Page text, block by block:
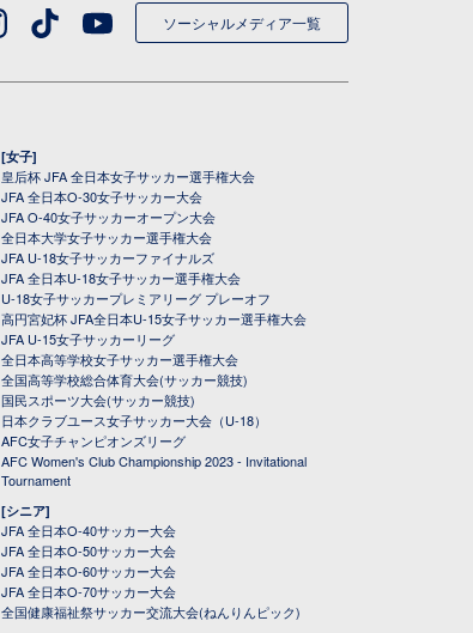
ソーシャルメディア一覧
[女子]
皇后杯 JFA 全日本女子サッカー選手権大会
JFA 全日本O-30女子サッカー大会
JFA O-40女子サッカーオープン大会
全日本大学女子サッカー選手権大会
JFA U-18女子サッカーファイナルズ
JFA 全日本U-18女子サッカー選手権大会
U-18女子サッカープレミアリーグ プレーオフ
高円宮妃杯 JFA全日本U-15女子サッカー選手権大会
JFA U-15女子サッカーリーグ
全日本高等学校女子サッカー選手権大会
全国高等学校総合体育大会(サッカー競技)
国民スポーツ大会(サッカー競技)
日本クラブユース女子サッカー大会（U-18）
AFC女子チャンピオンズリーグ
AFC Women's Club Championship 2023 - Invitational
Tournament
[シニア]
JFA 全日本O-40サッカー大会
JFA 全日本O-50サッカー大会
JFA 全日本O-60サッカー大会
JFA 全日本O-70サッカー大会
全国健康福祉祭サッカー交流大会(ねんりんピック)